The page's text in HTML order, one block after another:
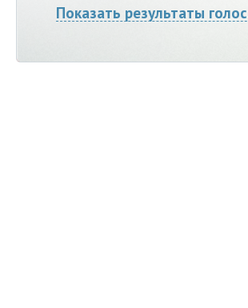
Показать результаты